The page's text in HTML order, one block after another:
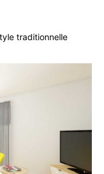
traditionnelle